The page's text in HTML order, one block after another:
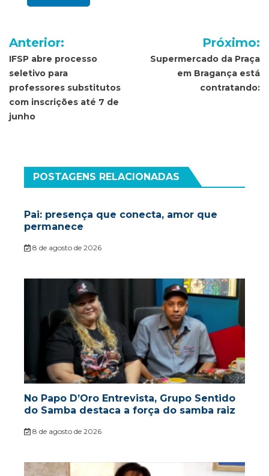
Navegação
de
Post
Anterior:
IFSP abre processo
seletivo para
professores substitutos
com inscrições até 7 de
junho
Próximo:
Supermercado da Praça
em Bragança está
contratando:
POSTAGENS RELACIONADAS
Pai: presença que conecta, amor que
permanece
8 de agosto de 2026
No Papo D’Oro Entrevista, Grupo Sentido
do Samba destaca a força do samba raiz
8 de agosto de 2026